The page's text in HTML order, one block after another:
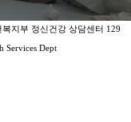
지부 정신건강 상담센터 129
Services Dept